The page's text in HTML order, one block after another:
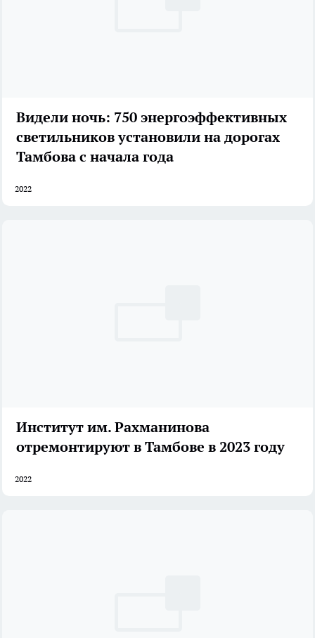
Видели ночь: 750 энергоэффективных
светильников установили на дорогах
Тамбова с начала года
2022
Институт им. Рахманинова
отремонтируют в Тамбове в 2023 году
2022